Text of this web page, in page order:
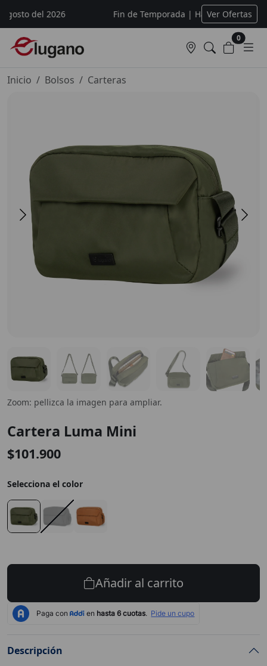
del 2026 Fin de Temporada | Hasta 60% de
Ver Ofertas
0
Inicio Bolsos Carteras
Zoom: pellizca la imagen para ampliar.
Cartera Luma Mini
$101.900
Selecciona el color
Añadir al carrito
Descripción